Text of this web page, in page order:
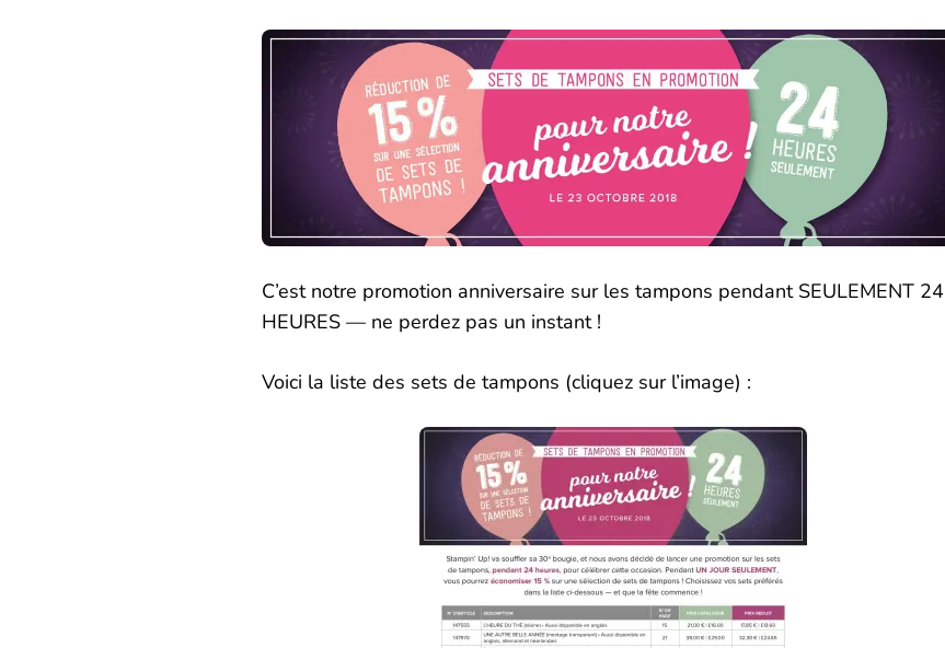
C’est notre promotion anniversaire sur les tampons pendant SEULEMENT 24
HEURES — ne perdez pas un instant !
Voici la liste des sets de tampons (cliquez sur l’image) :